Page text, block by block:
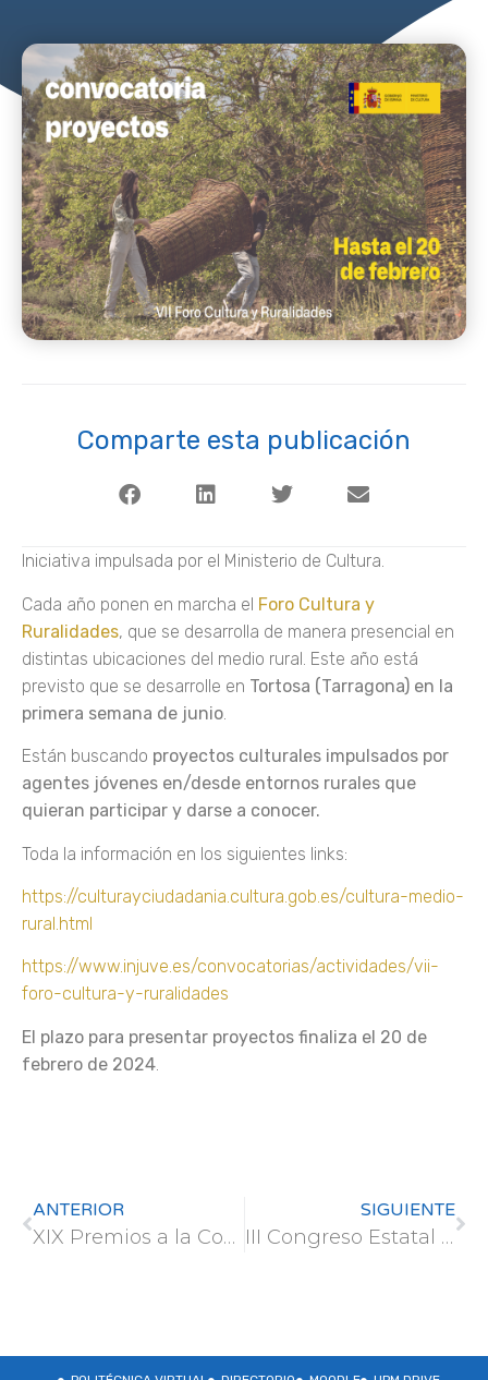
Comparte esta publicación
Iniciativa impulsada por el Ministerio de Cultura.
Cada año ponen en marcha el Foro Cultura y
Ruralidades, que se desarrolla de manera presencial en
distintas ubicaciones del medio rural. Este año está
previsto que se desarrolle en Tortosa (Tarragona) en la
primera semana de junio
Están buscando proyectos culturales impulsados por
agentes jóvenes en/desde entornos rurales que
quieran participar y darse a conocer.
Toda la información en los siguientes links:
https://culturayciudadania.cultura.gob.es/cultura-medio-
rural.html
https://www.injuve.es/convocatorias/actividades/vii-
foro-cultura-y-ruralidades
El plazo para presentar proyectos finaliza el 20 de
febrero de 2024
ANTERIOR
XIX Premios a la Conservación de la Biodiversidad – Fundación BBVA
SIGUIENTE
III Congreso Estatal de Estudiantes de Biociencias (CEEBI)